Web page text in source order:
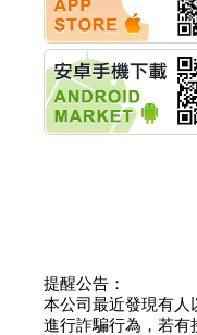
公告董事會通
及代理發
華旭先進:代重
碩通散熱股份
公告董事會決
工認股權
華旭先進:代重
權資產
仁新醫藥:代重要
BeliteBio,Inc公
提醒公告：
本公司最近發現有人
進行詐騙行為，若有